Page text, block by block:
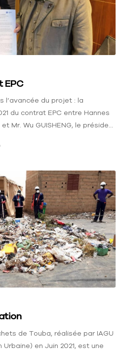
EPC
l’avancée du projet : la
du contrat EPC entre Hannes
Mr. Wu GUISHENG, le président
de Touba, réalisée par IAGU
en Juin 2021, est une